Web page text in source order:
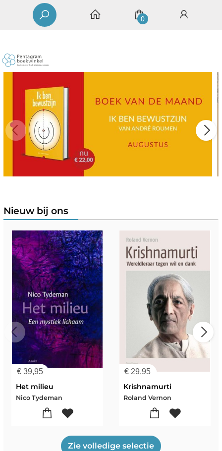
0
Nieuw bij ons
€ 39,95
Het milieu
Nico Tydeman
€ 29,95
Krishnamurti
Roland Vernon
Zie volledige selectie